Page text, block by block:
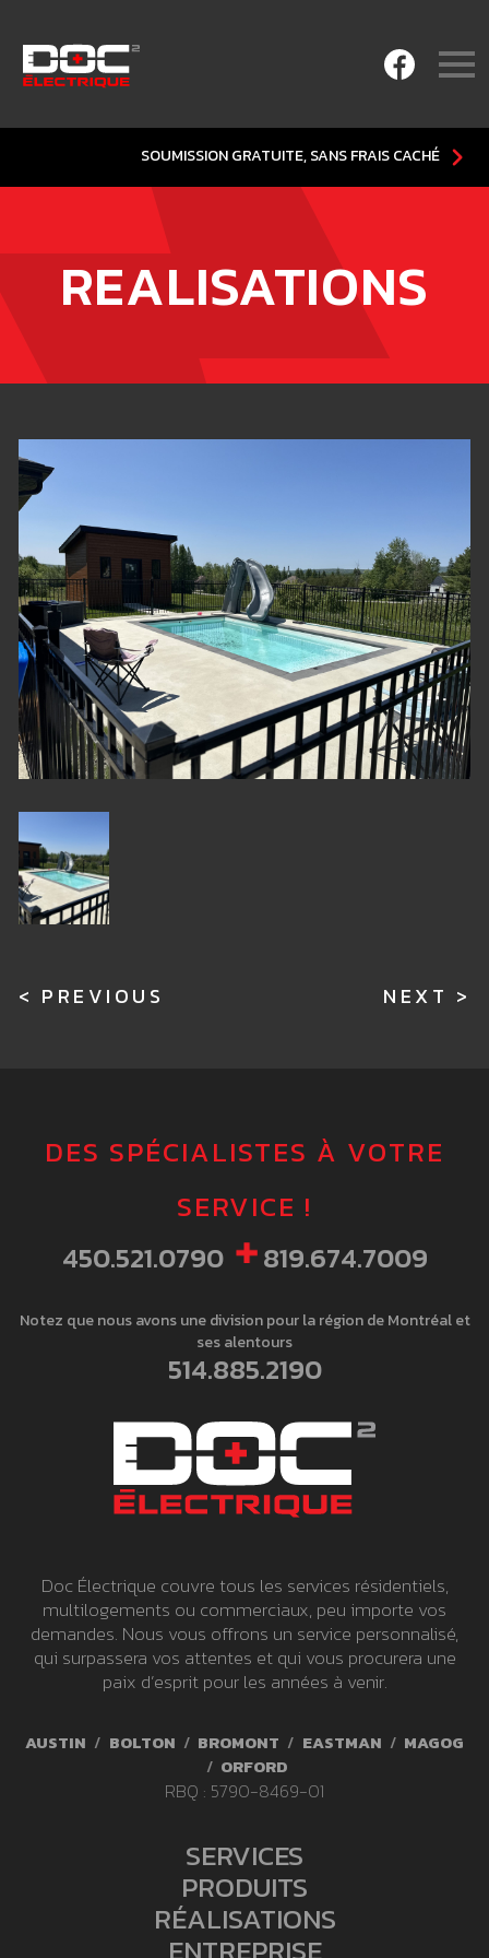
SOUMISSION GRATUITE, SANS FRAIS CACHÉ
REALISATIONS
C
e
< PREVIOUS NEXT >
DES SPÉCIALISTES À VOTRE
SERVICE !
450.521.0790
819.674.7009
Notez que nous avons une division pour la région de Montréal et
ses alentours
514.885.2190
Doc Électrique couvre tous les services résidentiels,
multilogements ou commerciaux, peu importe vos
demandes. Nous vous offrons un service personnalisé,
qui surpassera vos attentes et qui vous procurera une
paix d’esprit pour les années à venir.
AUSTIN / BOLTON / BROMONT / EASTMAN / MAGOG
/ ORFORD
RBQ : 5790-8469-01
SERVICES
PRODUITS
RÉALISATIONS